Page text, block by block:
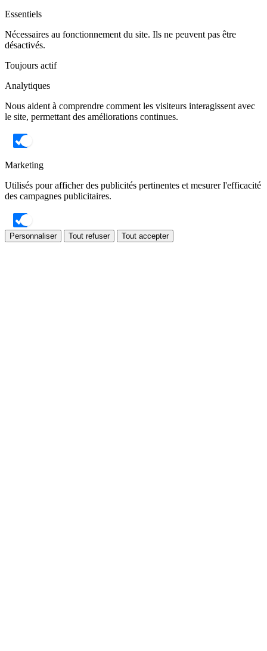
Essentiels
Nécessaires au fonctionnement du site. Ils ne peuvent pas être
désactivés.
Toujours actif
Analytiques
Nous aident à comprendre comment les visiteurs interagissent avec
le site, permettant des améliorations continues.
Marketing
Utilisés pour afficher des publicités pertinentes et mesurer l'efficacité
des campagnes publicitaires.
Personnaliser Tout refuser Tout accepter